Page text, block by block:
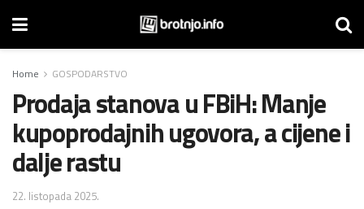
Home GOSPODARSTVO
Prodaja stanova u FBiH: Manje
kupoprodajnih ugovora, a cijene i
dalje rastu
22. listopada 2025.